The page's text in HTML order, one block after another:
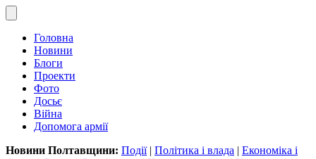
Головна
Новини
Блоги
Проекти
Фото
Досьє
Війна
Допомога армії
Новини Полтавщини: Події| Політика і влада | Економіка і